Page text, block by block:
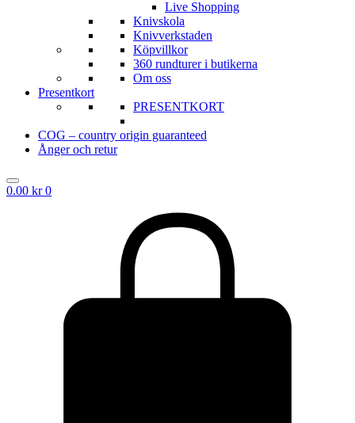
Live Shopping
Knivskola
Knivverkstaden
Köpvillkor
360 rundturer i butikerna
Om oss
Presentkort
PRESENTKORT
COG – country origin guaranteed
Ånger och retur
0.00 kr 0